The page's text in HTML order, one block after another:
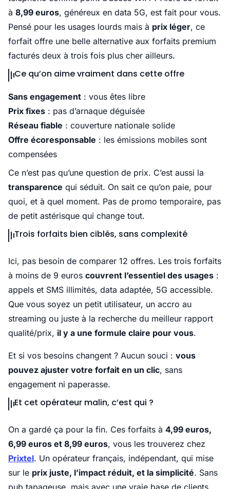
à 8,99 euros, généreux en data 5G, est fait pour vous.
Pensé pour les usages lourds mais à prix léger, ce
forfait offre une belle alternative aux forfaits premium
facturés deux à trois fois plus cher ailleurs.
Ce qu’on aime vraiment dans cette offre
Sans engagement : vous êtes libre
Prix fixes : pas d’arnaque déguisée
Réseau fiable : couverture nationale solide
Offre écoresponsable : les émissions mobiles sont
compensées
Ce n’est pas qu’une question de prix. C’est aussi la
transparence qui séduit. On sait ce qu’on paie, pour
quoi, et à quel moment. Pas de promo temporaire, pas
de petit astérisque qui change tout.
Trois forfaits bien ciblés, sans complexité
Ici, pas besoin de comparer 12 offres. Les trois forfaits
à moins de 9 euros couvrent l’essentiel des usages :
appels et SMS illimités, data adaptée, 5G accessible.
Que vous soyez un petit utilisateur, un accro au
streaming ou juste à la recherche du meilleur rapport
qualité/prix, il y a une formule claire pour vous.
Et si vos besoins changent ? Aucun souci : vous
pouvez ajuster votre forfait en un clic, sans
engagement ni paperasse.
Et cet opérateur malin, c’est qui ?
On a gardé ça pour la fin. Ces forfaits à 4,99 euros,
6,99 euros et 8,99 euros, vous les trouverez chez
Prixtel. Un opérateur français, indépendant, qui mise
sur le prix juste, l’impact réduit, et la simplicité. Sans